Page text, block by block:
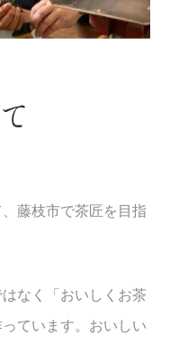
藤枝市で茶匠を目指
なく「おいしくお茶
ています。おいしい